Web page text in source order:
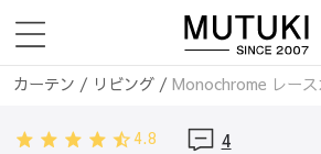
カーテン / リビング/ Monochrome レース
カーテン/レースカーテン/
Monochrome
4.8 4